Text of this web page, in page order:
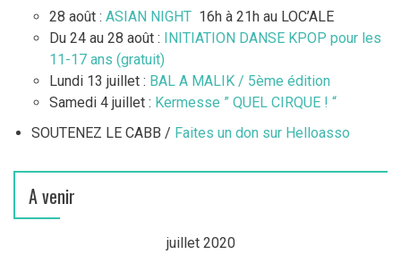
28 août : ASIAN NIGHT 16h à 21h au LOC’ALE
Du 24 au 28 août : INITIATION DANSE KPOP pour les
11-17 ans (gratuit)
Lundi 13 juillet : BAL A MALIK / 5ème édition
Samedi 4 juillet : Kermesse ” QUEL CIRQUE ! “
SOUTENEZ LE CABB / Faites un don sur Helloasso
A venir
juillet 2020